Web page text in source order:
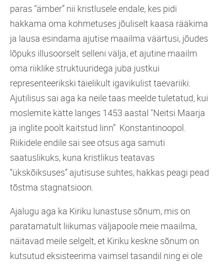
paras “ämber” nii kristlusele endale, kes pidi
hakkama oma kohmetuses jõuliselt kaasa rääkima
ja lausa esindama ajutise maailma väärtusi, jõudes
lõpuks illusoorselt selleni välja, et ajutine maailm
oma riiklike struktuuridega juba justkui
representeerikski täielikult igavikulist taevariiki.
Ajutilisus sai aga ka neile taas meelde tuletatud, kui
moslemite kätte langes 1453 aastal "Neitsi Maarja
ja inglite poolt kaitstud linn” Konstantinoopol.
Riikidele endile sai see otsus aga samuti
saatuslikuks, kuna kristlikus teatavas
“ükskõiksuses” ajutisuse suhtes, hakkas peagi pead
tõstma stagnatsioon.
Ajalugu aga ka Kiriku lunastuse sõnum, mis on
paratamatult liikumas väljapoole meie maailma,
näitavad meile selgelt, et Kiriku keskne sõnum on
kutsutud eksisteerima vaimsel tasandil ning ei ole